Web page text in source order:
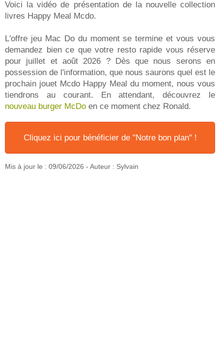
Voici la vidéo de présentation de la nouvelle collection
livres Happy Meal Mcdo.
L'offre jeu Mac Do du moment se termine et vous vous
demandez bien ce que votre resto rapide vous réserve
pour juillet et août 2026 ? Dès que nous serons en
possession de l'information, que nous saurons quel est le
prochain jouet Mcdo Happy Meal du moment, nous vous
tiendrons au courant. En attendant, découvrez le
nouveau burger McDo en ce moment chez Ronald.
Cliquez ici pour bénéficier de "Notre bon plan" !
Mis à jour le : 09/06/2026 - Auteur : Sylvain